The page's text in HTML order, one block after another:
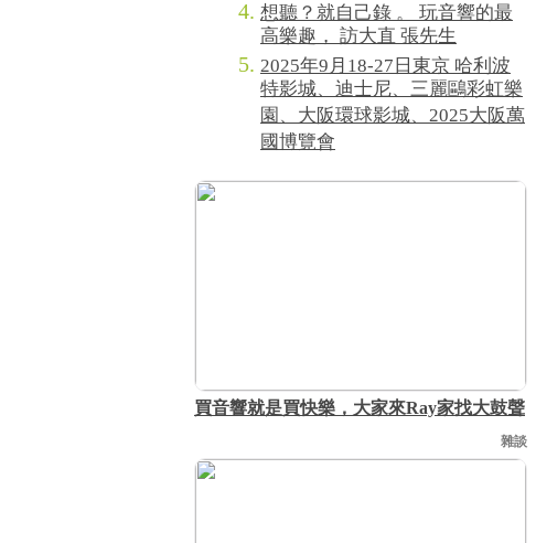
想聽？就自己錄 。 玩音響的最
高樂趣， 訪大直 張先生
2025年9月18-27日東京 哈利波
特影城、迪士尼、三麗鷗彩虹樂
園、大阪環球影城、2025大阪萬
國博覽會
買音響就是買快樂，大家來Ray家找大鼓聲
雜談